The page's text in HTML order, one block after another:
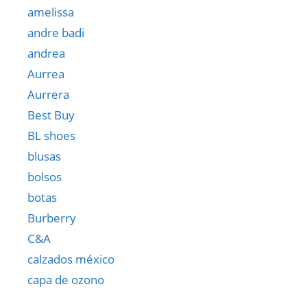
amelissa
andre badi
andrea
Aurrea
Aurrera
Best Buy
BL shoes
blusas
bolsos
botas
Burberry
C&A
calzados méxico
capa de ozono